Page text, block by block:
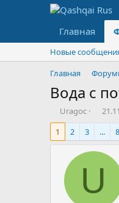
Главная
Новые
Главная
Вода с
А
в
о
м
Uragoc
Д
а
т
а
н
а
1
2 3 ... 8
U